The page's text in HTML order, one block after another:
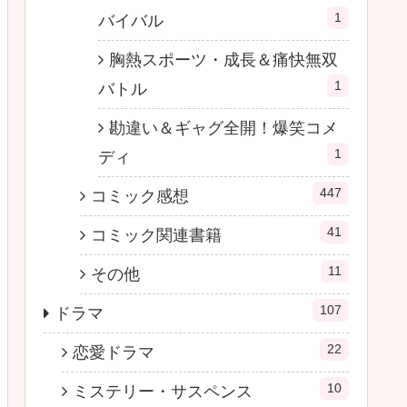
バイバル
1
胸熱スポーツ・成長＆痛快無双
バトル
1
勘違い＆ギャグ全開！爆笑コメ
ディ
1
コミック感想 447
コミック関連書籍 41
その他 11
ドラマ 107
恋愛ドラマ 22
ミステリー・サスペンス 10